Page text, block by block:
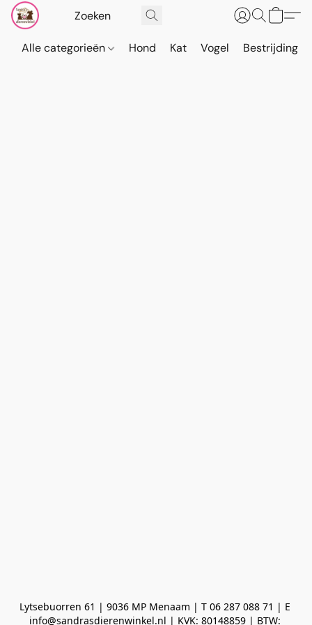
Alle categorieën Hond Kat Vogel Bestrijding
Lytsebuorren 61 | 9036 MP Menaam | T 06 287 088 71 | E
info@sandrasdierenwinkel.nl | KVK: 80148859 | BTW: